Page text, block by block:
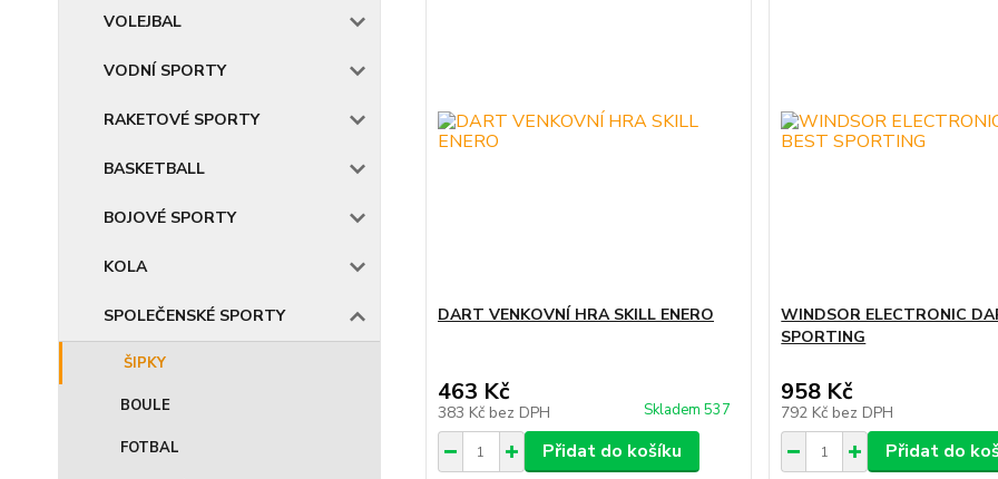
VOLEJBAL
VODNÍ SPORTY
RAKETOVÉ SPORTY
BASKETBALL
BOJOVÉ SPORTY
KOLA
SPOLEČENSKÉ SPORTY
ŠIPKY
BOULE
FOTBAL
DART VENKOVNÍ HRA SKILL ENERO
463 Kč
383 Kč bez DPH Skladem 537
Přidat do košíku
WINDSOR ELECTRONIC
SPORTING
958 Kč
792 Kč bez DPH
Přidat do